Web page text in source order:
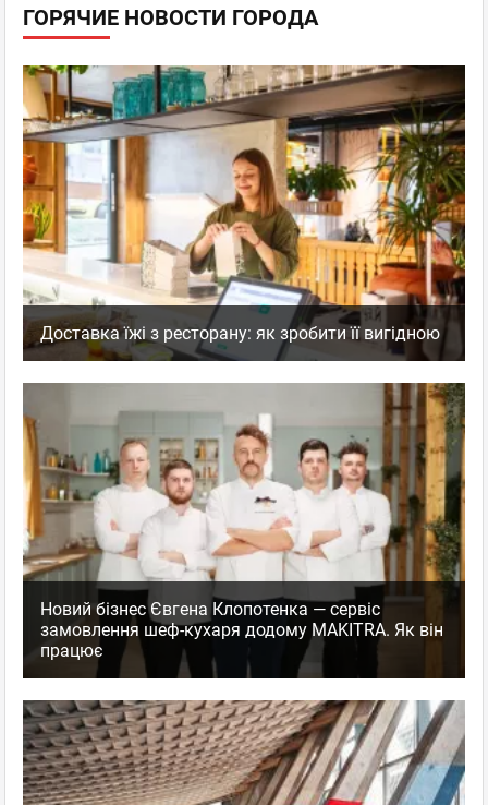
ГОРЯЧИЕ НОВОСТИ ГОРОДА
Доставка їжі з ресторану: як зробити її вигідною
Новий бізнес Євгена Клопотенка — сервіс
замовлення шеф-кухаря додому MAKITRA. Як він
працює